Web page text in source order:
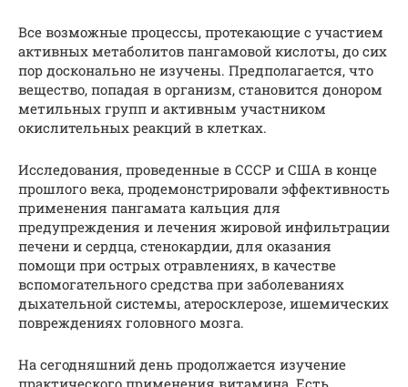
Все возможные процессы, протекающие с участием
активных метаболитов пангамовой кислоты, до сих
пор досконально не изучены. Предполагается, что
вещество, попадая в организм, становится донором
метильных групп и активным участником
окислительных реакций в клетках.
Исследования, проведенные в СССР и США в конце
прошлого века, продемонстрировали эффективность
применения пангамата кальция для
предупреждения и лечения жировой инфильтрации
печени и сердца, стенокардии, для оказания
помощи при острых отравлениях, в качестве
вспомогательного средства при заболеваниях
дыхательной системы, атеросклерозе, ишемических
повреждениях головного мозга.
На сегодняшний день продолжается изучение
практического применения витамина. Есть